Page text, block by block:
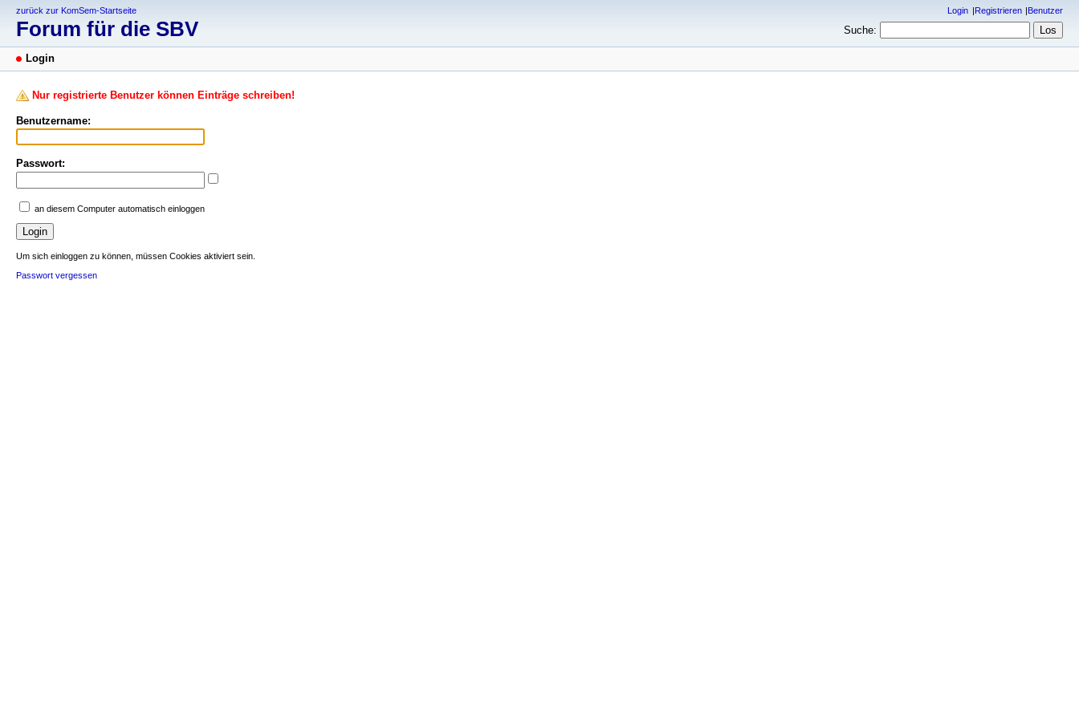
zurück zur KomSem-Startseite
Forum für die SBV
Login Registrieren Benutzer
Suche:
Login
Nur registrierte Benutzer können Einträge schreiben!
Benutzername:
Passwort:
an diesem Computer automatisch einloggen
Um sich einloggen zu können, müssen Cookies aktiviert sein.
Passwort vergessen